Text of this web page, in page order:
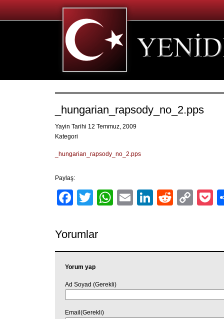
_hungarian_rapsody_no_2.pps
Yayin Tarihi 12 Temmuz, 2009
Kategori
_hungarian_rapsody_no_2.pps
Paylaş:
Facebook
TwitterWhatsApp
EmailLinkedIn
Reddit
Yorumlar
Yorum yap
Ad Soyad (Gerekli)
Email(Gerekli)